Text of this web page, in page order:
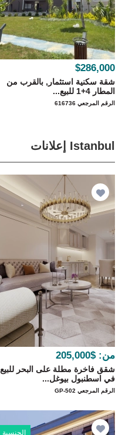
$286,000
شقة سكنية استثمار, بالقرب من
المطار 4+1 للبيع...
الرقم المرجعي 616736
Istanbul إعلانات
من: $205,000
شقق فاخرة مطلة على البحر للبيع
في اسطنبول بيوغل...
الرقم المرجعي GP-502
الجنسية